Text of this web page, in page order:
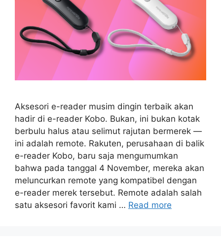
Aksesori e-reader musim dingin terbaik akan
hadir di e-reader Kobo. Bukan, ini bukan kotak
berbulu halus atau selimut rajutan bermerek —
ini adalah remote. Rakuten, perusahaan di balik
e-reader Kobo, baru saja mengumumkan
bahwa pada tanggal 4 November, mereka akan
meluncurkan remote yang kompatibel dengan
e-reader merek tersebut. Remote adalah salah
satu aksesori favorit kami … Read more